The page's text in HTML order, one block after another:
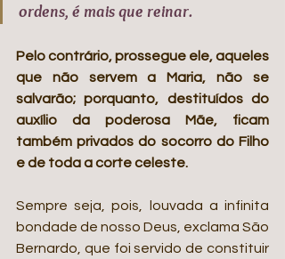
ordens, é mais que reinar.
Pelo contrário, prossegue ele, aqueles
que não servem a Maria, não se
salvarão; porquanto, destituídos do
auxílio da poderosa Mãe, ficam
também privados do socorro do Filho
e de toda a corte celeste.
Sempre seja, pois, louvada a infinita
bondade de nosso Deus, exclama São
Bernardo, que foi servido de constituir